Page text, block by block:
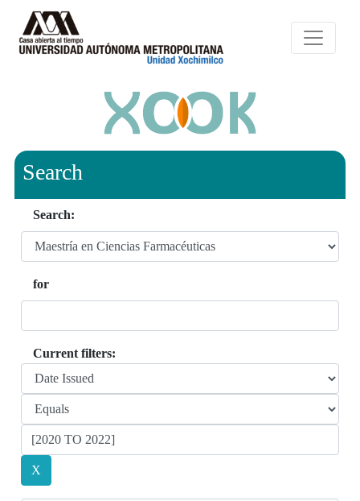
Search
Search:
for
Current filters: